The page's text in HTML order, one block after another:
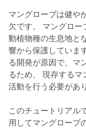
マングローブは健や
欠です。 マングロ
動植物種の生息地と
響から保護していま
る開発が原因で、マ
るため、 現存する
活動を行う必要があ
このチュートリアル
用してマングローブ